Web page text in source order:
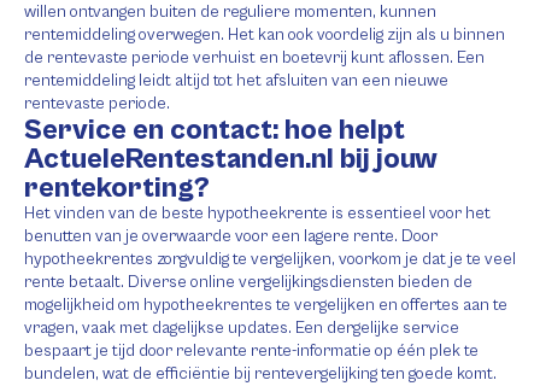
willen ontvangen buiten de reguliere momenten, kunnen
rentemiddeling overwegen. Het kan ook voordelig zijn als u binnen
de rentevaste periode verhuist en boetevrij kunt aflossen. Een
rentemiddeling leidt altijd tot het afsluiten van een nieuwe
rentevaste periode.
Service en contact: hoe helpt
ActueleRentestanden.nl bij jouw
rentekorting?
Het vinden van de beste hypotheekrente is essentieel voor het
benutten van je overwaarde voor een lagere rente. Door
hypotheekrentes zorgvuldig te vergelijken, voorkom je dat je te veel
rente betaalt. Diverse online vergelijkingsdiensten bieden de
mogelijkheid om hypotheekrentes te vergelijken en offertes aan te
vragen, vaak met dagelijkse updates. Een dergelijke service
bespaart je tijd door relevante rente-informatie op één plek te
bundelen, wat de efficiëntie bij rentevergelijking ten goede komt.